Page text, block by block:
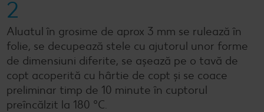
2
Aluatul în grosime de aprox 3 mm se rulează în
folie, se decupează stele cu ajutorul unor forme
de dimensiuni diferite, se așează pe o tavă de
copt acoperită cu hârtie de copt și se coace
preliminar timp de 10 minute în cuptorul
preîncălzit la 180 °C.